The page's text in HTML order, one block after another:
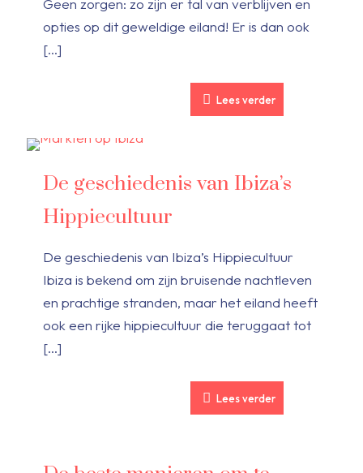
Geen zorgen: zo zijn er tal van verblijven en
opties op dit geweldige eiland! Er is dan ook
[…]
Lees verder
De geschiedenis van Ibiza’s
Hippiecultuur
De geschiedenis van Ibiza’s Hippiecultuur
Ibiza is bekend om zijn bruisende nachtleven
en prachtige stranden, maar het eiland heeft
ook een rijke hippiecultuur die teruggaat tot
[…]
Lees verder